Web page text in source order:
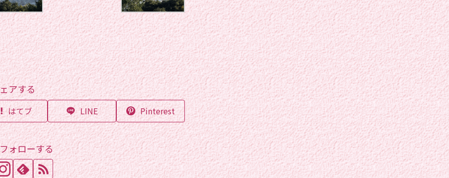
アする
はてブ LINE Pinterest
ォローする